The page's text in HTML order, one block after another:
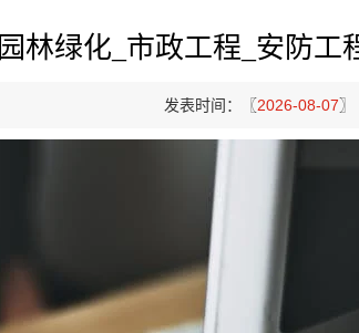
园林绿化_市政工程_安防工
发表时间：〖2026-08-07